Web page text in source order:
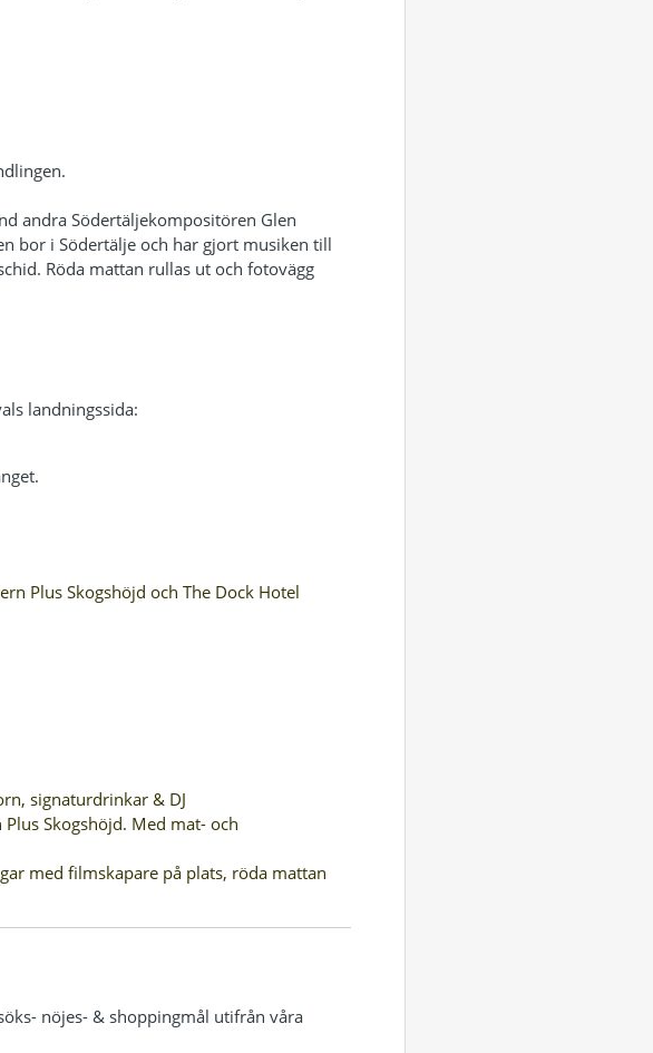
andra Södertäljekompositören Glen
bor i Södertälje och har gjort musiken till
Röda mattan rullas ut och fotovägg
landningssida:
Plus Skogshöjd och The Dock Hotel
signaturdrinkar & DJ
Skogshöjd. Med mat- och
med filmskapare på plats, röda mattan
nöjes- & shoppingmål utifrån våra